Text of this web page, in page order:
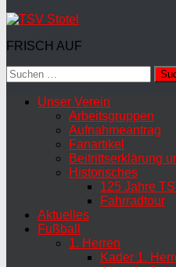
FRISCH AUF
Suchen
nach:
Unser Verein
Arbeitsgruppen
Aufnahmeantrag
Fanartikel
Beitrittserklärung
Historisches
125 Jahre
Fahrradtour
Aktuelles
Fußball
1. Herren
Kader 1.